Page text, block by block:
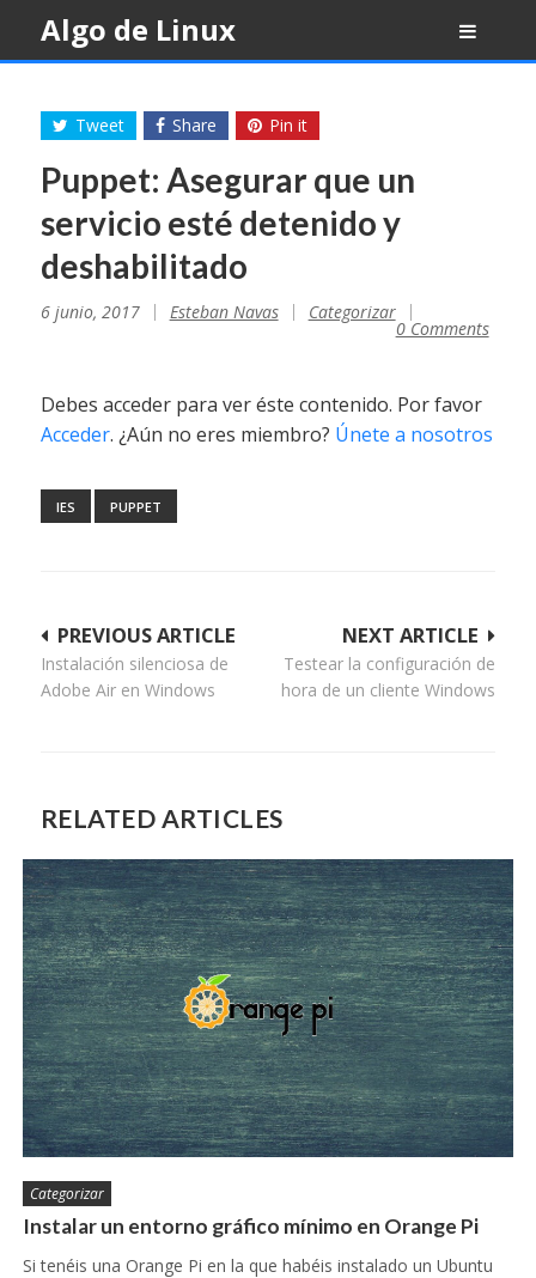
content
Algo de Linux
Tweet Share Pin it
Puppet: Asegurar que un
servicio esté detenido y
deshabilitado
6 junio, 2017 Esteban Navas Categorizar
0 Comments
Debes acceder para ver éste contenido. Por favor
Acceder. ¿Aún no eres miembro? Únete a nosotros
IES PUPPET
Navegación
de
NEXT ARTICLE
Testear la configuración de
hora de un cliente Windows
PREVIOUS ARTICLE
Instalación silenciosa de
Adobe Air en Windows
RELATED ARTICLES
Categorizar
Instalar un entorno gráfico mínimo en Orange Pi
Si tenéis una Orange Pi en la que habéis instalado un Ubuntu